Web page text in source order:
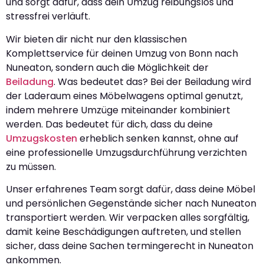
stressfrei verläuft.
Wir bieten dir nicht nur den klassischen
Komplettservice für deinen Umzug von Bonn nach
Nuneaton, sondern auch die Möglichkeit der
Beiladung. Was bedeutet das? Bei der Beiladung wird
der Laderaum eines Möbelwagens optimal genutzt,
indem mehrere Umzüge miteinander kombiniert
werden. Das bedeutet für dich, dass du deine
Umzugskosten erheblich senken kannst, ohne auf
eine professionelle Umzugsdurchführung verzichten
zu müssen.
Unser erfahrenes Team sorgt dafür, dass deine Möbel
und persönlichen Gegenstände sicher nach Nuneaton
transportiert werden. Wir verpacken alles sorgfältig,
damit keine Beschädigungen auftreten, und stellen
sicher, dass deine Sachen termingerecht in Nuneaton
ankommen.